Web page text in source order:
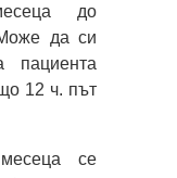
до
да си
пациента
12 ч. път
се